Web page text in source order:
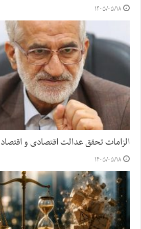
۱۴۰۵/۰۵/۱۸
الزامات تحقق عدالت اقتصادی و
۱۴۰۵/۰۵/۱۸